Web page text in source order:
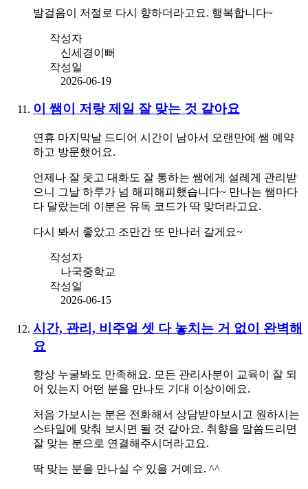
발걸음이 저절로 다시 향하더라고요. 행복합니다~
작성자
신세경이뻐
작성일
2026-06-19
이 쌤이 저랑 제일 잘 맞는 것 같아요
연휴 마지막날 드디어 시간이 남아서 오랜만에 쌤 예약
하고 방문했어요.
언제나 잘 웃고 대화도 잘 통하는 쌤에게 설레게 관리받
으니 그날 하루가 넘 해피해피했습니다~ 만나는 쌤마다
다 달랐는데 이분은 유독 코드가 딱 맞더라고요.
다시 봐서 좋았고 조만간 또 만나러 갈게요~
작성자
나국중학교
작성일
2026-06-15
시간, 관리, 비주얼 셋 다 놓치는 거 없이 완벽해
요
항상 누굴봐도 만족해요. 모든 관리사분이 교육이 잘 되
어 있는지 어떤 분을 만나도 기대 이상이에요.
처음 가보시는 분은 전화해서 상담받아보시고 원하시는
스타일에 맞춰 보시면 될 것 같아요. 취향을 말씀드리면
잘 맞는 분으로 연결해주시더라고요.
딱 맞는 분을 만나실 수 있을 거예요. ^^